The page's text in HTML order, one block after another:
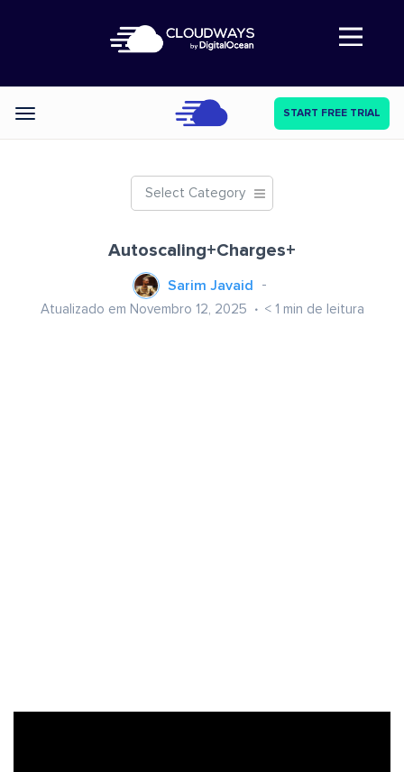
Abre a navegação
Categories START FREE TRIAL
Select Category
Autoscaling+Charges+
Sarim Javaid
Atualizado em Novembro 12, 2025 < 1 min de leitura